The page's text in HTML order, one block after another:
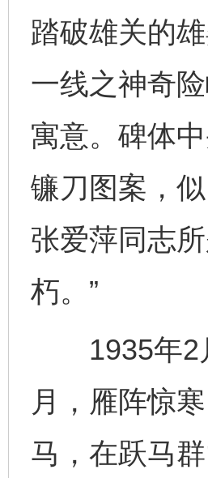
踏破雄关的
一线之神奇
寓意。碑体
镰刀图案，
张爱萍同志
朽。”
1935年2月
月，雁阵惊
马，在跃马